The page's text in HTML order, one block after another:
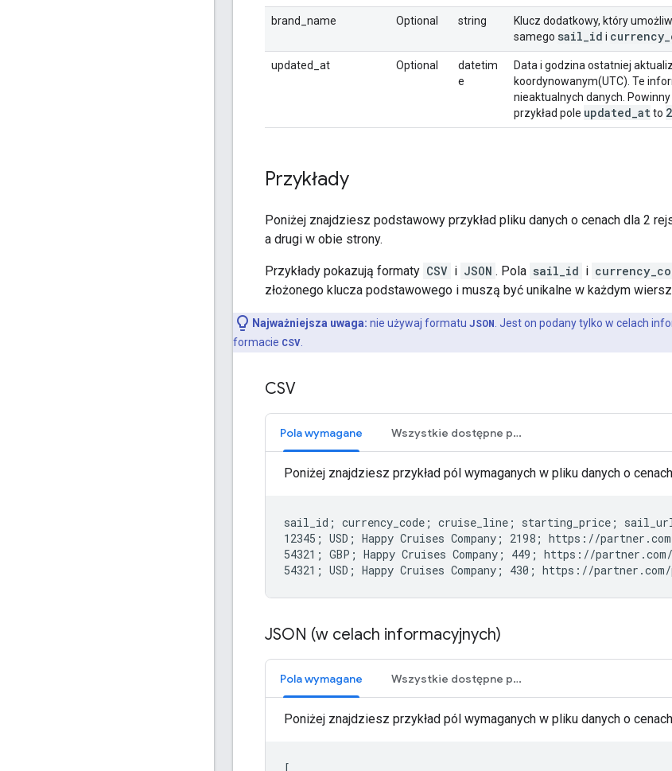
brand_name Optional string Klucz dodatkowy, który
samego sail id i currency
updated_at Optional
datetim
e
Data i godzina ostatniej
koordynowanym(UTC). Te
nieaktualnych danych.
przykład pole updated atto
Przykłady
Poniżej znajdziesz podstawowy przykład pliku danych o cenach dla 2
a drugi w obie strony.
Przykłady pokazują formaty CSV i JSON . Pola sail_id i
złożonego klucza podstawowego i muszą być unikalne w każdym
Najważniejsza uwaga: nie używaj formatu JSON . Jest on podany tylko w celach
formacie CSV
CSV
Pola wymagane Wszystkie dostępne pola
Poniżej znajdziesz przykład pól wymaganych w pliku danych o
sail_id; currency_code; cruise_line; starting_price;
12345; USD; Happy Cruises Company; 2198; https://
54321; GBP; Happy Cruises Company; 449; https://partner.com/
JSON (w celach informacyjnych)
Pola wymagane Wszystkie dostępne pola
Poniżej znajdziesz przykład pól wymaganych w pliku danych o